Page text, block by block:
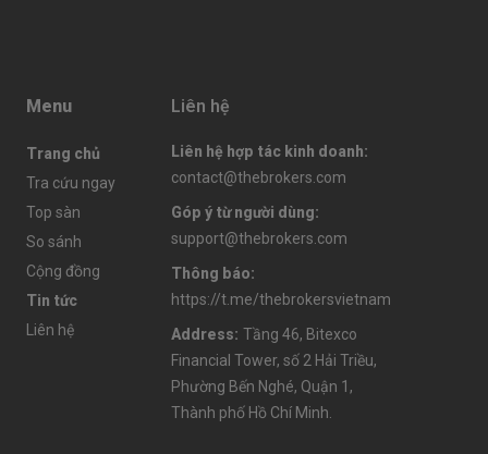
Menu
Trang chủ
Tra cứu ngay
Top sàn
So sánh
Cộng đồng
Tin tức
Liên hệ
Liên hệ
Liên hệ hợp tác kinh doanh:
contact@thebrokers.com
Góp ý từ người dùng:
support@thebrokers.com
Thông báo:
https://t.me/thebrokersvietnam
Address: Tầng 46, Bitexco
Financial Tower, số 2 Hải Triều,
Phường Bến Nghé, Quận 1,
Thành phố Hồ Chí Minh.